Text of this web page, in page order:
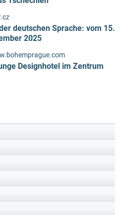
deutschen Sprache: vom 15.
2025
Designhotel im Zentrum